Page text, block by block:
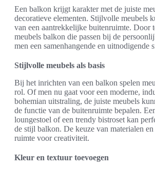
Een balkon krijgt karakter met de juiste
decoratieve elementen. Stijlvolle meubels
van een aantrekkelijke buitenruimte. Door
meubels balkon die passen bij de
men een samenhangende en uitnodigende
Stijlvolle meubels als basis
Bij het inrichten van een balkon spelen
rol. Of men nu gaat voor een moderne,
bohemian uitstraling, de juiste meubels
de functie van de buitenruimte bepalen.
loungestoel of een trendy bistroset kan
de stijl balkon. De keuze van materialen
ruimte voor creativiteit.
Kleur en textuur toevoegen